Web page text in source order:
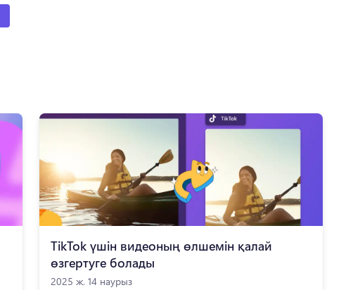
TikTok үшін видеоның өлшемін қалай
өзгертуге болады
2025 ж. 14 наурыз